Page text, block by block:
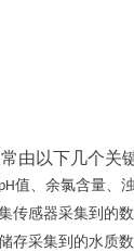
由以下几个关
值、余氯含量、
传感器采集到的
存采集到的水质